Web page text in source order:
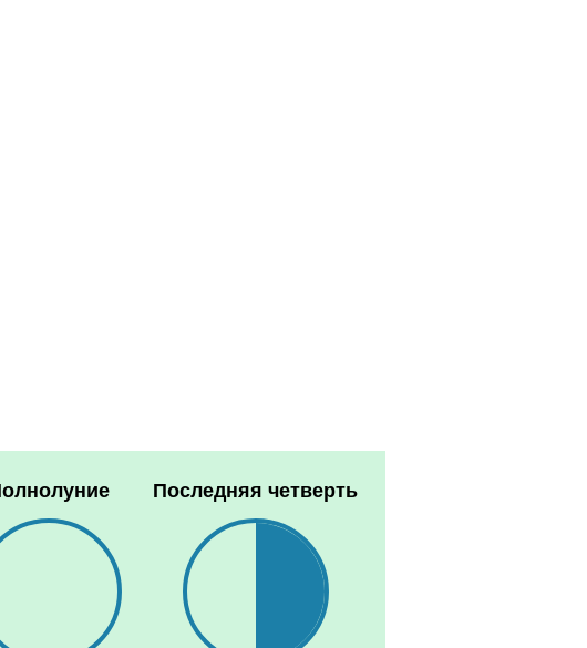
Последняя четверть